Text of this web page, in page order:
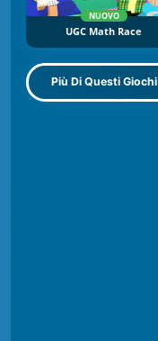
NUOVO
UGC Math Race
Più Di Questi Giochi